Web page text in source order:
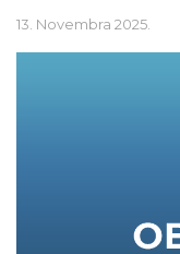
13. Novembra 2025.